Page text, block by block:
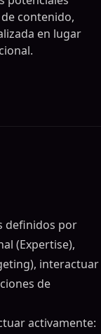
contenido,
en lugar
definidos por
(Expertise),
interactuar
de
activamente: